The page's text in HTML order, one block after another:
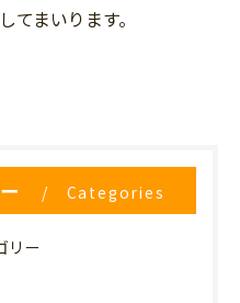
てまいります。
Categories
リー